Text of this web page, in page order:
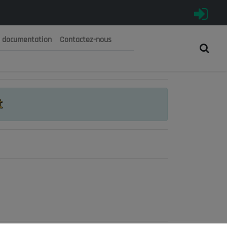
الجزائرية الديمقراطية الشعبية
documentation Contactez-nous